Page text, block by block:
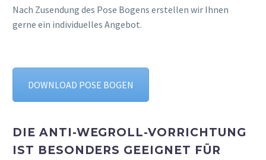
Nach Zusendung des Pose Bogens erstellen wir Ihnen
gerne ein individuelles Angebot.
DOWNLOAD POSE BOGEN
DIE ANTI-WEGROLL-VORRICHTUNG
IST BESONDERS GEEIGNET FÜR